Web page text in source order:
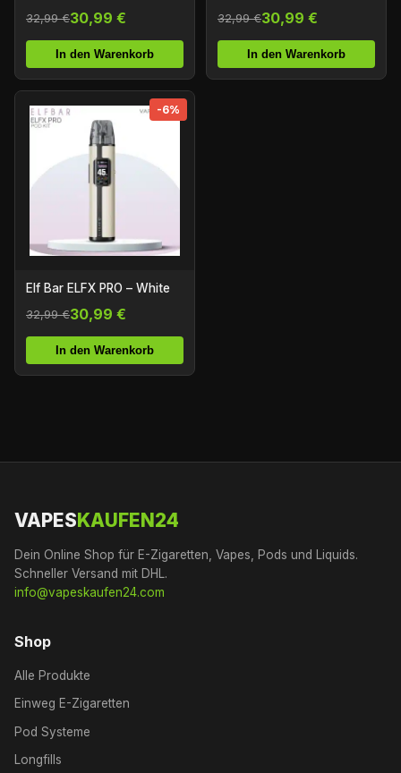
32,99 €30,99 €
In den Warenkorb
32,99 €30,99 €
In den Warenkorb
-6%
Elf Bar ELFX PRO – White
32,99 €30,99 €
In den Warenkorb
VAPESKAUFEN24
Dein Online Shop für E-Zigaretten, Vapes, Pods und Liquids.
Schneller Versand mit DHL.
info@vapeskaufen24.com
Shop
Alle Produkte
Einweg E-Zigaretten
Pod Systeme
Longfills